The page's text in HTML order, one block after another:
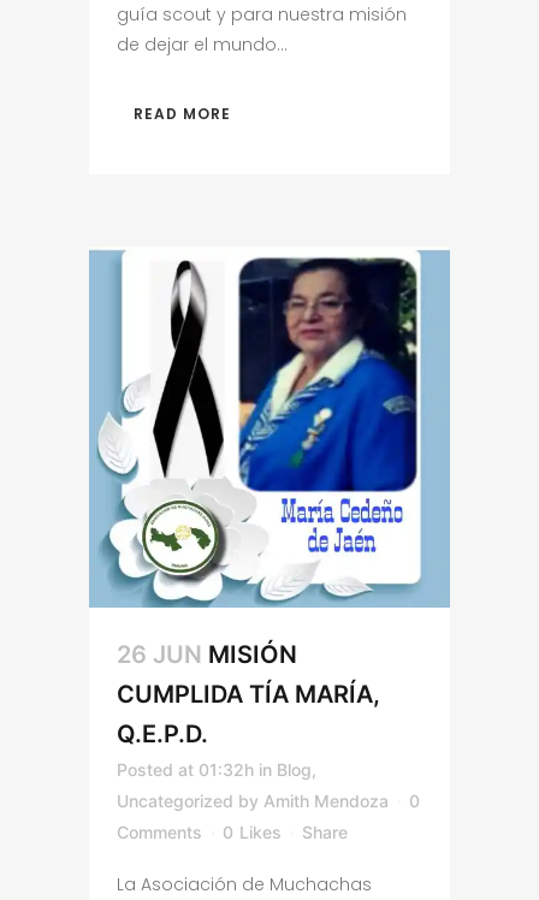
guía scout y para nuestra misión
de dejar el mundo...
READ MORE
26 JUN MISIÓN
CUMPLIDA TÍA MARÍA,
Q.E.P.D.
Posted at 01:32h in Blog
Uncategorized by Amith Mendoza
0
Comments
0 Likes Share
La Asociación de Muchachas